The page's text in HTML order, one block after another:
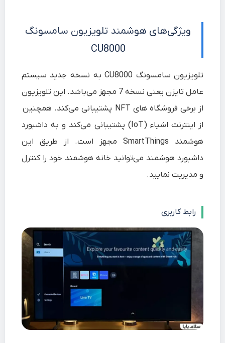
ویژگی‌های هوشمند تلویزیون سامسونگ
CU8000
تلویزیون سامسونگ CU8000 به نسخه جدید سیستم
عامل تایزن یعنی نسخه 7 مجهز می‌باشد. این تلویزیون
از برخی فروشگاه های NFT پشتیبانی می‌کند. همچنین
از اینترنت اشیاء (IoT) پشتیبانی می‌کند و به داشبورد
هوشمند SmartThings مجهز است. از طریق این
داشبورد هوشمند می‌توانید خانه هوشمند خود را کنترل
و مدیریت نمایید.
رابط کاربری